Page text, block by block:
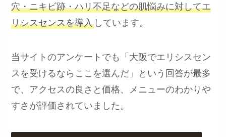
穴・ニキビ跡・ハリ不足などの肌悩みに対してエ
リシスセンスを導入 しています。
当サイトのアンケートでも「大阪でエリシスセン
スを受けるならここを選んだ」という回答が最多
で、アクセスの良さと価格、メニューのわかりや
すさが評価されていました。